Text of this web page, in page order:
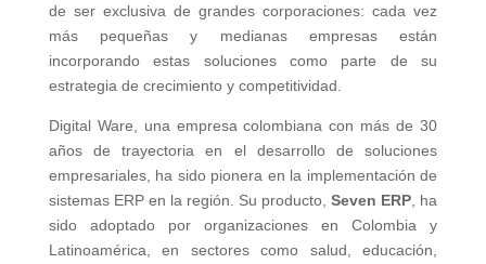
de ser exclusiva de grandes corporaciones: cada vez
más pequeñas y medianas empresas están
incorporando estas soluciones como parte de su
estrategia de crecimiento y competitividad.
Digital Ware, una empresa colombiana con más de 30
años de trayectoria en el desarrollo de soluciones
empresariales, ha sido pionera en la implementación de
sistemas ERP en la región. Su producto,Seven ERP , ha
sido adoptado por organizaciones en Colombia y
Latinoamérica, en sectores como salud, educación,